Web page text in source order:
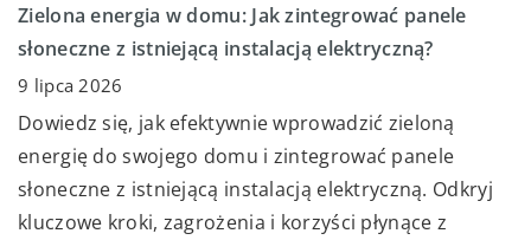
Zielona energia w domu: Jak zintegrować panele
słoneczne z istniejącą instalacją elektryczną?
9 lipca 2026
Dowiedz się, jak efektywnie wprowadzić zieloną
energię do swojego domu i zintegrować panele
słoneczne z istniejącą instalacją elektryczną. Odkryj
kluczowe kroki, zagrożenia i korzyści płynące z